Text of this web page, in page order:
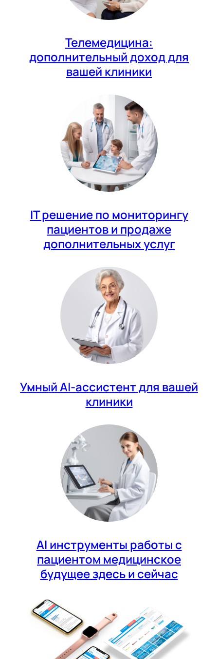
Телемедицина:
дополнительный доход для
вашей клиники
IT решение по мониторингу
пациентов и продаже
дополнительных услуг
Умный AI-ассистент для вашей
клиники
AI инструменты работы с
пациентом медицинское
будущее здесь и сейчас